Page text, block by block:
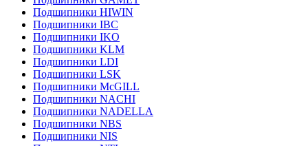
Подшипники HIWIN
Подшипники IBC
Подшипники IKO
Подшипники KLM
Подшипники LDI
Подшипники LSK
Подшипники McGILL
Подшипники NACHI
Подшипники NADELLA
Подшипники NBS
Подшипники NIS